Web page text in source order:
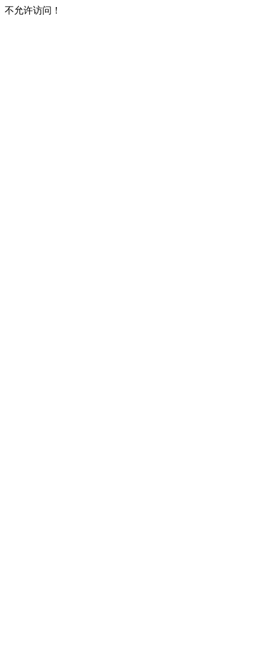
不允许访问！